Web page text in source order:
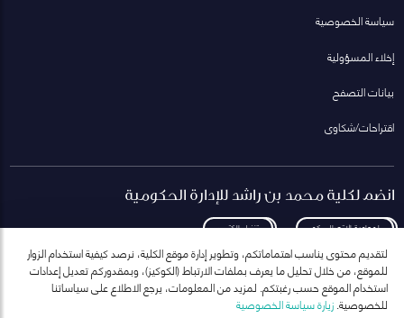
سياسة الخصوصية
إخلاء المسؤولية
بيانات التصفح
اقتراحات/شكاوى
انضم لكلية محمد بن راشد للإدارة الحكومية
لمعاودة الاتصال بكم تنزيل الكتيب
انضم إلى قائمة مراسلاتنا
لتقديم محتوى يناسب اهتماماتكم، وتطوير إدارة موقع الكلية، نرصد كيفية استخدام الزوار
للموقع، من خلال تحليل ما يعرف بملفات الارتباط (الكوكيز)، وبمقدوركم تعديل إعدادات
استخدام الموقع حسب رغبتكم. لمزيد من المعلومات، يرجع الاطلاع على سياساتنا
للخصوصية.زيارة سياسة الخصوصية